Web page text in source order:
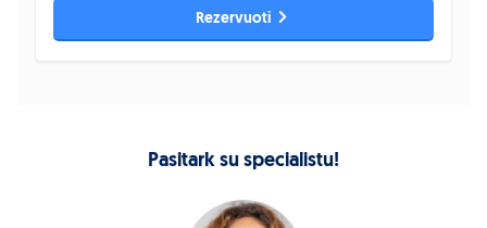
Rezervuoti
Pasitark su specialistu!